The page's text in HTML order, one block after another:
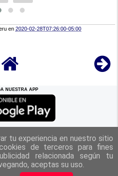
en2020-02-28T07:26:00-05:00
NUESTRA APP
A LACIMA
Legal| Términos y Condiciones
|
|
tu experiencia en nuestro sitio
de terceros para fines
relacionada según tu
aceptas su uso.